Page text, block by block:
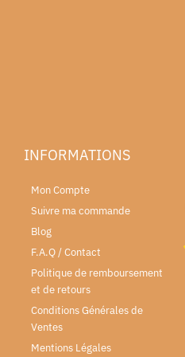
INFORMATIONS
Mon Compte
Suivre ma commande
Blog
F.A.Q / Contact
Politique de remboursement
et de retours
Conditions Générales de
Ventes
Mentions Légales